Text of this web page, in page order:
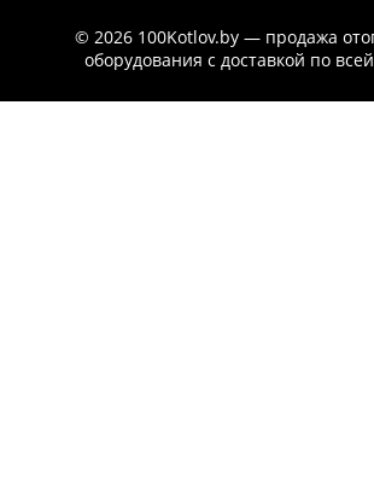
© 2026 100Kotlov.by — продажа
оборудования с доставкой по